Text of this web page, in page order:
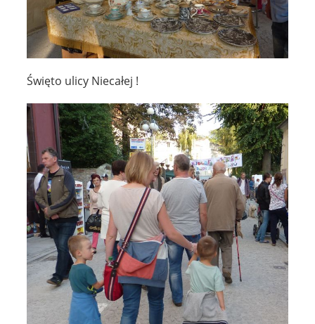
Święto ulicy Niecałej !